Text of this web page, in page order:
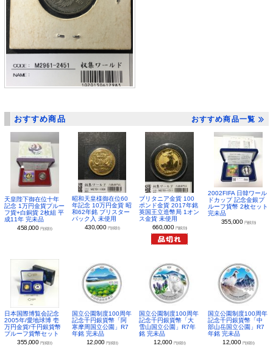
おすすめ商品 おすすめ商品一覧
天皇陛下御在位十年
記念 1万円金貨プルー
フ貨+白銅貨 2枚組 平
成11年 完未品
458,000 円(税別)
昭和天皇様御在位60
年記念 10万円金貨 昭
和62年銘 ブリスター
パック入 未使用
430,000 円(税別)
ブリタニア金貨 100
ポンド金貨 2017年銘
英国王立造幣局 1オン
ス金貨 未使用
660,000 円(税別)
2002FIFA 日韓ワール
ドカップ 記念金銀プ
ルーフ貨幣 2枚セット
完未品
355,000 円(税別)
日本国際博覧会記念
2005年/愛地球博 壱
万円金貨/千円銀貨幣
プルーフ貨幣セット
355,000 円(税別)
国立公園制度100周年
記念千円銀貨幣「阿
寒摩周国立公園」R7
年銘 完未品
12,000 円(税別)
国立公園制度100周年
記念千円銀貨幣「大
雪山国立公園」R7年
銘 完未品
12,000 円(税別)
国立公園制度100周年
記念千円銀貨幣「中
部山岳国立公園」R7
年銘 完未品
12,000 円(税別)